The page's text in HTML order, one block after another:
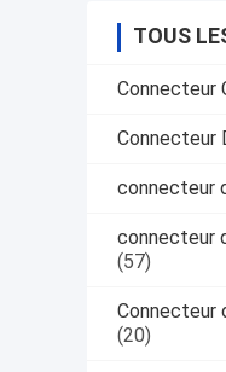
TOUS
Connecteur
Connecteur
connecteur
connecteur
(57)
Connecteur
(20)